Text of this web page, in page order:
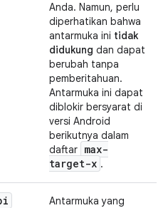
Anda. Namun, perlu
diperhatikan bahwa
antarmuka ini tidak
didukung dan dapat
berubah tanpa
pemberitahuan.
Antarmuka ini dapat
diblokir bersyarat di
versi Android
berikutnya dalam
daftar max-
target-x .
Antarmuka yang